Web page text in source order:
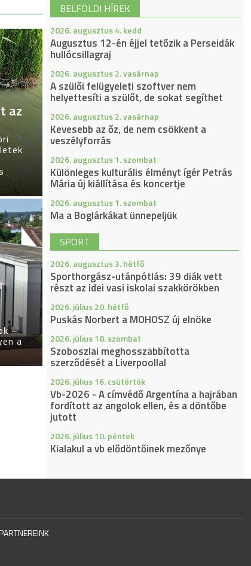
az
–
a
BELFÖLDI HÍREK
2026. augusztus 4. kedd
Augusztus 12-én éjjel tetőzik a Perseidák
hullócsillagraj
2026. augusztus 2. vasárnap
A szülői felügyeleti szoftver nem
helyettesíti a szülőt, de sokat segíthet
2026. augusztus 2. vasárnap
Kevesebb az őz, de nem csökkent a
veszélyforrás
2026. augusztus 1. szombat
Különleges kulturális élményt ígér Petrás
Mária új kiállítása és koncertje
2026. augusztus 1. szombat
Ma a Boglárkákat ünnepeljük
SPORT
2026. augusztus 3. hétfő
Sporthorgász-utánpótlás: 39 diák vett
részt az idei vasi iskolai szakkörökben
2026. július 20. hétfő
Puskás Norbert a MOHOSZ új elnöke
2026. július 18. szombat
Szoboszlai meghosszabbította
szerződését a Liverpoollal
2026. július 16. csütörtök
Vb-2026 - A címvédő Argentína a hajrában
fordított az angolok ellen, és a döntőbe
jutott
2026. július 10. péntek
Kialakul a vb elődöntőinek mezőnye